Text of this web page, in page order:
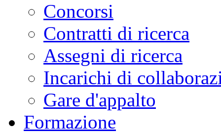
Concorsi
Contratti di ricerca
Assegni di ricerca
Incarichi di
Gare d'appalto
Formazione